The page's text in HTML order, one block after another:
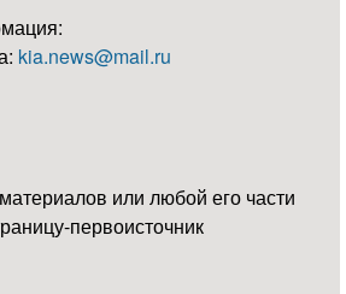
kia.news@mail.ru
или любой его части
первоисточник